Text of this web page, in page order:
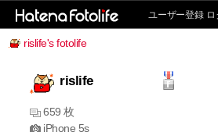
ユーザー登録
rislife's fotolife
rislife
659 枚
iPhone 5s